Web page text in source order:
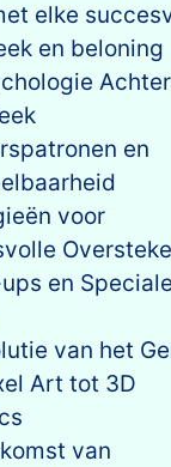
elke
en beloning
en
voor
en Speciale
van het
Art tot 3D
van